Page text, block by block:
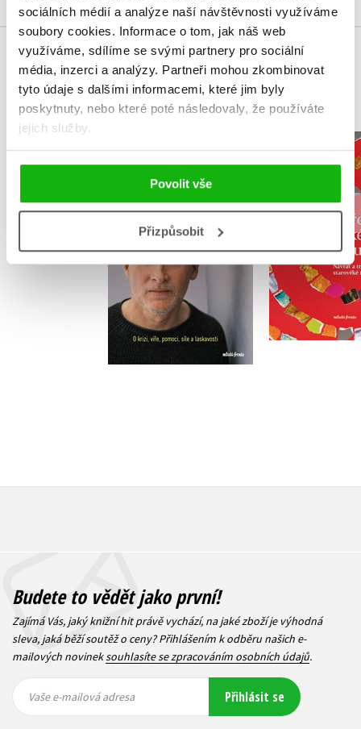
sociálních médií a analýze naší návštěvnosti využíváme
soubory cookies. Informace o tom, jak náš web
využíváme, sdílíme se svými partnery pro sociální
média, inzerci a analýzy. Partneři mohou zkombinovat
tyto údaje s dalšími informacemi, které jim byly
poskytnuty, nebo které poté následovaly, že používáte
jejich služby.
Povolit vše
Přizpůsobit
MOHLO BY VÁS TAKÉ ZAJÍMAT
Dobro a zlo 21.
století
Klára Mandausová
Marek Vácha
Do košíku
399 Kč
319 Kč
Kořeny
Terezie
Do
399 Kč
Budete to vědět jako první!
Zajímá Vás, jaký knižní hit právě vychází, na jaké zboží je výhodná
sleva, jaká běží soutěž o ceny? Přihlášením k odběru našich e-
mailových novineksouhlasíte se zpracováním osobních údajů.
mailová
mailová
Vaše e-mailová adresa Přihlásit se